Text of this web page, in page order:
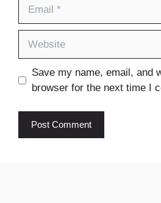
Save my name, email, and
browser for the next time I